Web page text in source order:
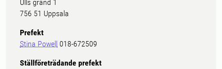
Ulls gränd 1
756 51 Uppsala
Prefekt
Stina Powell 018-672509
Ställföreträdande prefekt